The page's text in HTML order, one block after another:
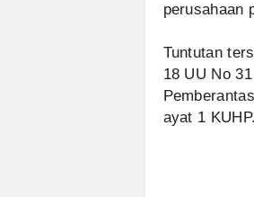
perusahaan
Tuntutan
18 UU No
ayat 1 KUHP.